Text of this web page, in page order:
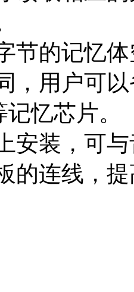
节的记忆
，用户可
记忆芯片。
安装，可
的连线，